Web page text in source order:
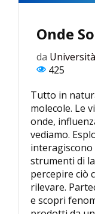
Onde
da
425
Tutto in
molecole. Le
onde,
vediamo.
interagiscono
strumenti di
percepire ciò
rilevare.
e scopri